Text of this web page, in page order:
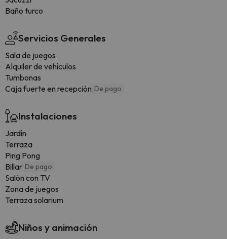
Baño turco
Servicios Generales
Sala de juegos
Alquiler de vehículos
Tumbonas
Caja fuerte en recepción De pago
Instalaciones
Jardín
Terraza
Ping Pong
Billar De pago
Salón con TV
Zona de juegos
Terraza solarium
Niños y animación